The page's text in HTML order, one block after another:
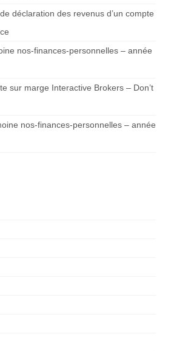
déclaration des revenus d’un compte
nos-finances-personnelles – année
sur marge Interactive Brokers – Don’t
nos-finances-personnelles – année